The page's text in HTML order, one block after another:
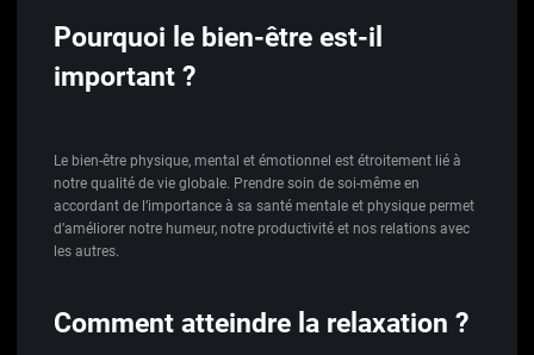
Pourquoi le bien-être est-il
important ?
Le bien-être physique, mental et émotionnel est étroitement lié à
notre qualité de vie globale. Prendre soin de soi-même en
accordant de l’importance à sa santé mentale et physique permet
d’améliorer notre humeur, notre productivité et nos relations avec
les autres.
Comment atteindre la relaxation ?